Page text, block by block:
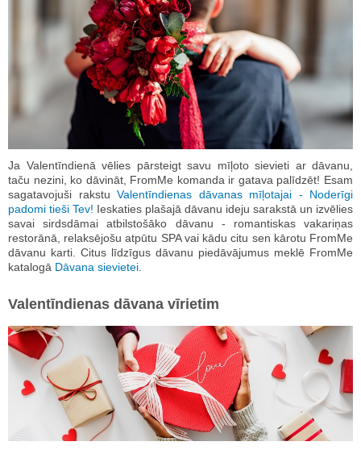
Ja Valentīndienā vēlies pārsteigt savu mīļoto sievieti ar dāvanu,
taču nezini, ko dāvināt, FromMe komanda ir gatava palīdzēt! Esam
sagatavojuši rakstu Valentīndienas dāvanas mīļotajai - Noderīgi
padomi tieši Tev! Ieskaties plašajā dāvanu ideju sarakstā un izvēlies
savai sirdsdāmai atbilstošāko dāvanu - romantiskas vakariņas
restorānā, relaksējošu atpūtu SPA vai kādu citu sen kārotu FromMe
dāvanu karti. Citus līdzīgus dāvanu piedāvājumus meklē FromMe
katalogā Dāvana sievietei.
Valentīndienas dāvana vīrietim